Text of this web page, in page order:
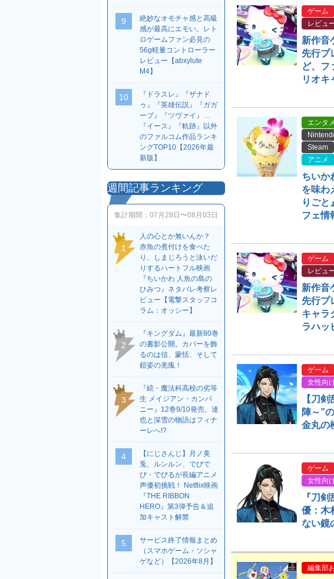
ゲーム
レビュ
新作音
先行プ
ど、フ
リオ
エンタメ
Steam
アニメ
ちいか
を味わ
りごと
フェ情
ゲーム
レビュ
新作音
先行プ
キャラ
ラハッ
ゲーム
女性向
【刀
陣～”
金丸の
ゲーム
女性向
『刀
優：木
ない鏡
編集部
9
絶妙なオモチャ感と高級
感が最高にエモい。レト
ロゲームファン必見の
56g軽量コントローラー
レビュー【abxylute
M4】
10
『ドラスレ』『ザナド
ゥ』『英雄伝説』『ガガ
ーブ』『ツヴァイ』…
『イース』『軌跡』以外
のファルコム作品ランキ
ングTOP10【2026年最
新版】
週間記事ランキング
集計期間： 07月28日〜08月03日
1
人の心とか無いんか？
赤魚の煮付けを食べた
り、しまじろうと泳いだ
りするハートフル映画
『ちいかわ 人魚の島の
ひみつ』ネタバレ考察レ
ビュー【電撃スタッフコ
ラム：オッシー】
2
『キングダム』最新80巻
の書影公開。カバーを飾
るのは信、蒙恬、そして
鎧姿の羌瘣！
3
『続・魔法科高校の劣等
生 メイジアン・カンパ
ニー』12巻9/10発売。達
也と深雪の物語はフィナ
ーレへ!?
4
【にじさんじ】月ノ美
兎、ルンルン、でびで
び・でびるが長編アニメ
声優初挑戦！ Netflix映画
『THE RIBBON
HERO』第3弾予告＆追
加キャスト解禁
5
サービス終了情報まとめ
（スマホゲーム・ソシャ
ゲなど）【2026年8月】